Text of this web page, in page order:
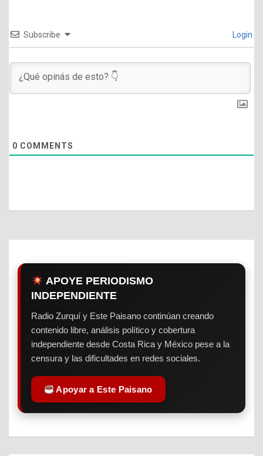
Subscribe Login
0 COMMENTS
APOYE PERIODISMO
INDEPENDIENTE
Radio Zurquí y Este Paisano continúan creando
contenido libre, análisis político y cobertura
independiente desde Costa Rica y México pese a la
censura y las dificultades en redes sociales.
Apoyar a Este Paisano